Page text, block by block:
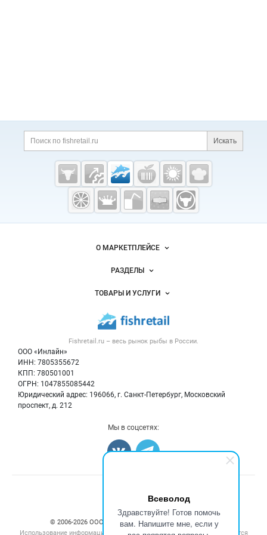
Всеволод
Здравствуйте! Готов помочь
вам. Напишите мне, если у
Искать
Fishretail.ru —
рыба,
морепродукты
Fishretail.ru – весь рынок рыбы в России.
ООО «Инлайн»
ИНН: 7805355672
КПП: 780501001
ОГРН: 1047855085442
Юридический адрес: 196066, г. Санкт-Петербург, Московский
проспект, д. 212
О МАРКЕТПЛЕЙСЕ
Новости Fishretail.ru
Размещение рекламы
Публичная оферта
Контактная информация
Политика обработки персональных данных
РАЗДЕЛЫ
Объявления
Новости рынка
Блог
ТОВАРЫ И УСЛУГИ
Рыба
Икра
Мы в соцсетях:
© 2006‑2026 ООО “Инлайн”. 12+ Все права защищены.
Использование информации, размещенной на данном сайте, допускается